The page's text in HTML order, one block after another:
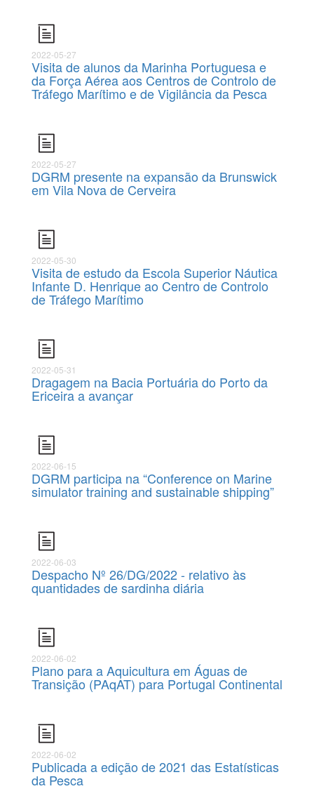
2022-05-27
Visita de alunos da Marinha Portuguesa e
da Força Aérea aos Centros de Controlo de
Tráfego Marítimo e de Vigilância da Pesca
2022-05-27
DGRM presente na expansão da Brunswick
em Vila Nova de Cerveira
2022-05-30
Visita de estudo da Escola Superior Náutica
Infante D. Henrique ao Centro de Controlo
de Tráfego Marítimo
2022-05-31
Dragagem na Bacia Portuária do Porto da
Ericeira a avançar
2022-06-15
DGRM participa na “Conference on Marine
simulator training and sustainable shipping”
2022-06-03
Despacho Nº 26/DG/2022 - relativo às
quantidades de sardinha diária
2022-06-02
Plano para a Aquicultura em Águas de
Transição (PAqAT) para Portugal Continental
2022-06-02
Publicada a edição de 2021 das Estatísticas
da Pesca